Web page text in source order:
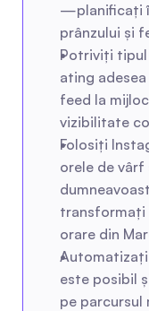
—planificați
prânzului și
Potriviți tipul
ating
feed la
vizibilitate
Folosiți
orele de
transformați
orare din
Automatizați
este posibil
pe parcursul